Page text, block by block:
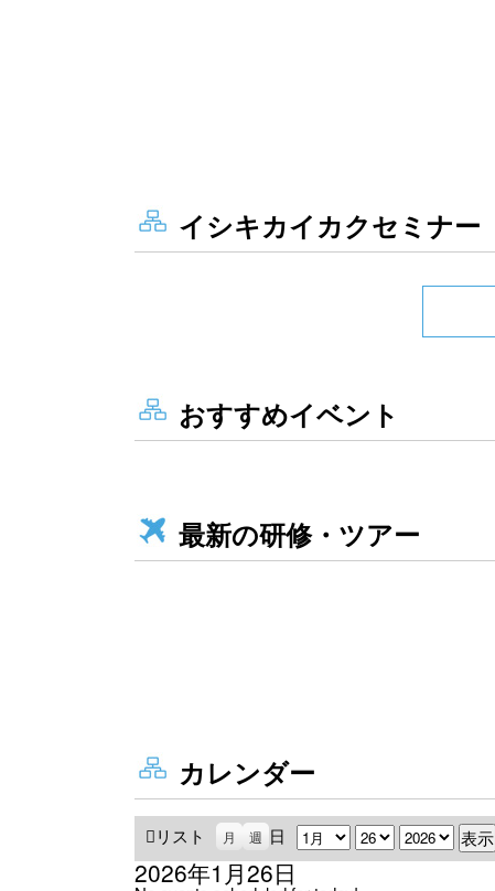
イシキカイカクセミナー
おすすめイベント
最新の研修・ツアー
カレンダー
リスト
示
月 週 日 月 日 年
2026年1月26日